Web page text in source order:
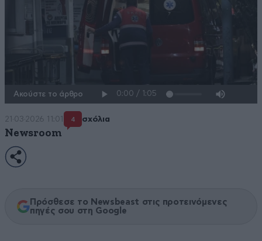
Ακούστε το άρθρο
21·03·2026 11:01 4 σχόλια
Newsroom
Πρόσθεσε το Newsbeast στις προτεινόμενες
πηγές σου στη Google